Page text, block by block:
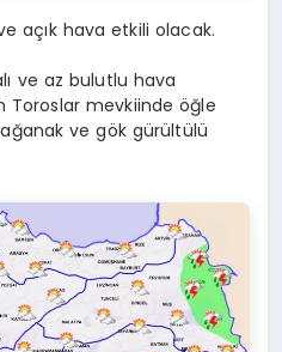
açık hava etkili olacak.
ve az bulutlu hava
Toroslar mevkiinde öğle
ve gök gürültülü